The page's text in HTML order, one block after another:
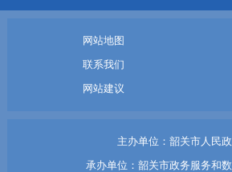
网站地图
联系我们
网站建议
主办单位：韶关市人民
承办单位：韶关市政务服务和